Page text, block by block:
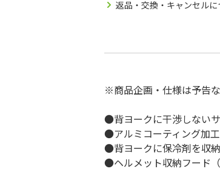
返品・交換・キャンセルに
※商品企画・仕様は予告
●背ヨークに干渉しない
●アルミコーティング加工
●背ヨークに保冷剤を収
●ヘルメット収納フード